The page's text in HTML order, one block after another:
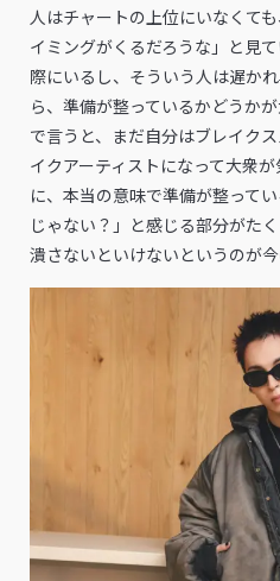
人はチャートの上位にいなくて
イミングがくるだろうな」と見
際にいるし、そういう人は遅か
ら、準備が整っているかどうか
で言うと、まだ自分はブレイク
イクアーティストになって大衆
に、本当の意味で準備が整って
じゃない？」と感じる部分がた
潰さないといけないというのが